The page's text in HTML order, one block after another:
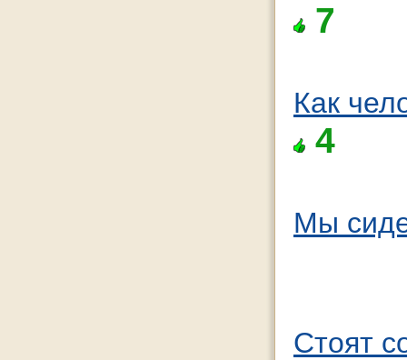
7
Как
4
Мы
Стоят